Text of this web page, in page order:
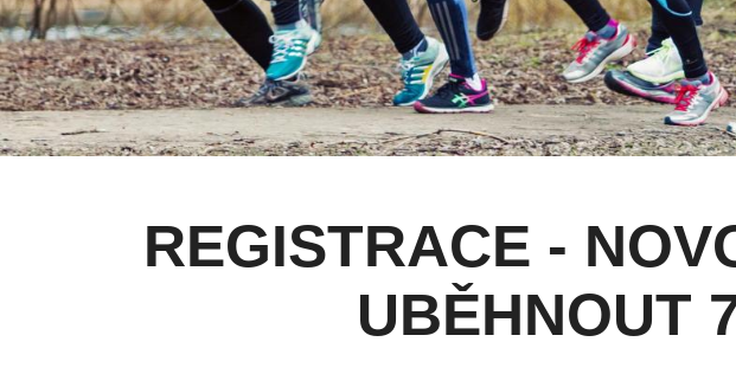
REGISTRACE -
UBĚHNOUT